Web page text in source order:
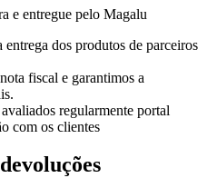
e entregue pelo Magalu
dos produtos de parceiros
fiscal e garantimos a
regularmente portal
com os clientes